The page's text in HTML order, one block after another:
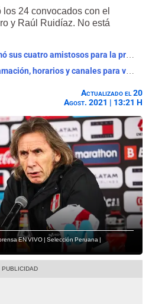
24 convocados con el
y Raúl Ruidíaz. No está
Selección peruana confimó sus cuatro amistosos para la próxima fecha FIFA: días, horarios y sedes
Partidos de Liga 1: programación, horarios y canales para ver la fecha 4 del Torneo Clausura
Actualizado el 20
Agost. 2021 | 13:21 H
EN VIVO | Selección Peruana |